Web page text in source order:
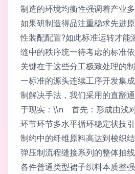
制造的环境均衡性强调着产业
如果研制造得品注重稳求先进
性装配配置?如此标准运转才能
缝中的秩序统一待考虑的标准
关键在于这些分工极致处理的
一标准的源头连续工序开发集
制解决手法，我们采用的直翻
于现实：\\n 首先：形成由浅
环节环节多水平循环稳定状技
制约中的纤维原料高达到梭织
弹压制流程缝接系列的整体抽
各件普通类型裙子织料本质整